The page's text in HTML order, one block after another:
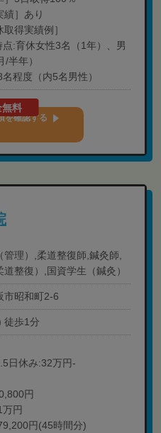
績］あり
取得実績例］
:育休女性3名（1年）、男
半年）
程度（内5名男性）
無料
を確認する
管理）,柔道整復師,鍼灸師,
道整復）,国資学生（鍼灸）
市昭和町2-6
徒歩1分
日休み:32万円-
円
万円
円(45時間分)